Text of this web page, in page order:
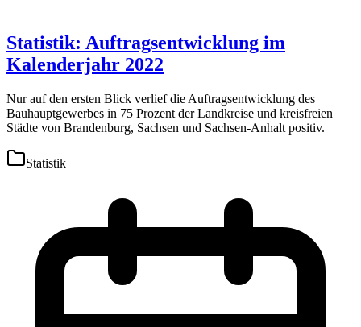
Statistik: Auftragsentwicklung im
Kalenderjahr 2022
Nur auf den ersten Blick verlief die Auftragsentwicklung des
Bauhauptgewerbes in 75 Prozent der Landkreise und kreisfreien
Städte von Brandenburg, Sachsen und Sachsen-Anhalt positiv.
Statistik